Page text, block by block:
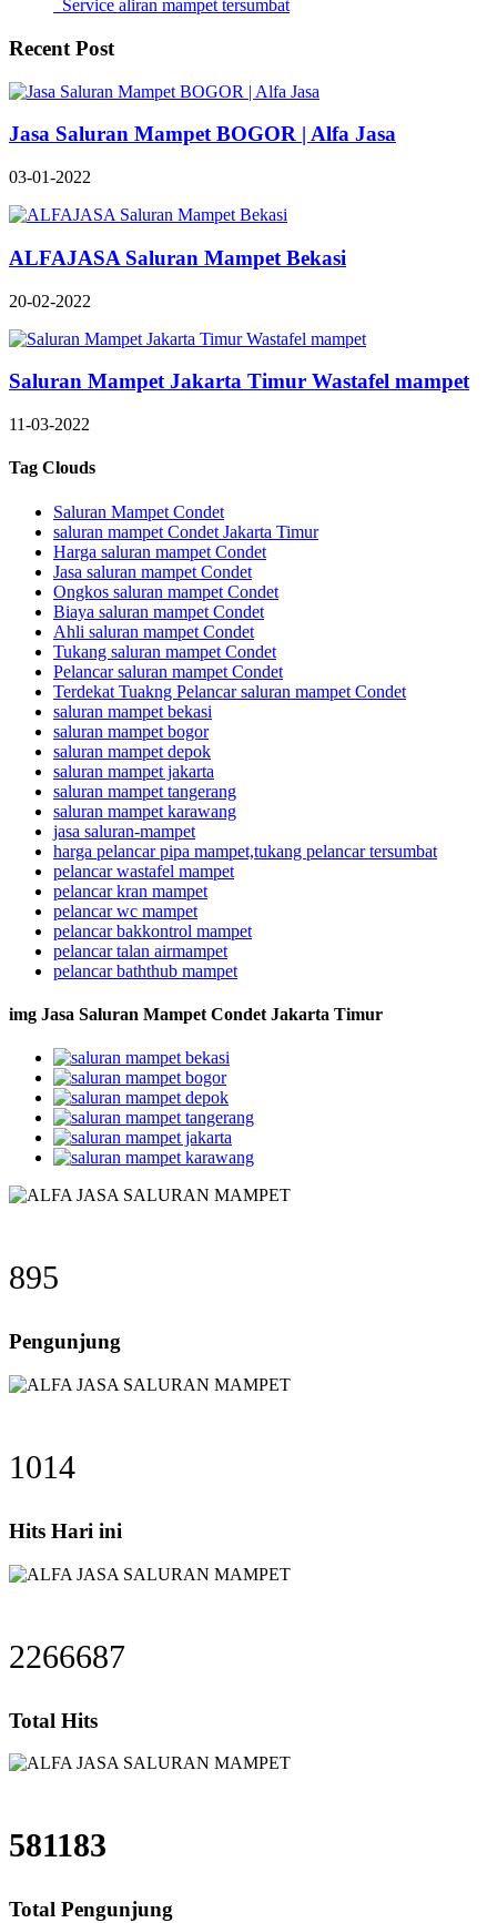
Service aliran mampet tersumbat
Recent Post
Jasa Saluran Mampet BOGOR | Alfa Jasa
03-01-2022
ALFAJASA Saluran Mampet Bekasi
20-02-2022
Saluran Mampet Jakarta Timur Wastafel mampet
11-03-2022
Tag Clouds
Saluran Mampet Condet
saluran mampet Condet Jakarta Timur
Harga saluran mampet Condet
Jasa saluran mampet Condet
Ongkos saluran mampet Condet
Biaya saluran mampet Condet
Ahli saluran mampet Condet
Tukang saluran mampet Condet
Pelancar saluran mampet Condet
Terdekat Tuakng Pelancar saluran mampet Condet
saluran mampet bekasi
saluran mampet bogor
saluran mampet depok
saluran mampet jakarta
saluran mampet tangerang
saluran mampet karawang
jasa saluran-mampet
harga pelancar pipa mampet,tukang pelancar tersumbat
pelancar wastafel mampet
pelancar kran mampet
pelancar wc mampet
pelancar bakkontrol mampet
pelancar talan airmampet
pelancar baththub mampet
img Jasa Saluran Mampet Condet Jakarta Timur
895
Pengunjung
1014
Hits Hari ini
2266687
Total Hits
581183
Total Pengunjung